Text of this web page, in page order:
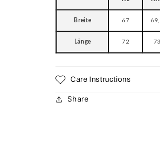
Breite 67
Länge 72 73
Care Instructions
Share